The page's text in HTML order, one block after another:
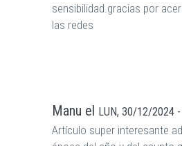
sensibilidad.gracias por
las redes
Manu el LUN, 30/12/2024
Artículo super interesante